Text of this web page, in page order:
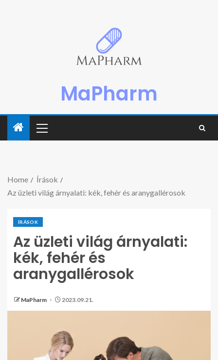
MaPharm
Home
Írások
Az üzleti világ árnyalati: kék, fehér és aranygallérosok
ÍRÁSOK
Az üzleti világ árnyalati:
kék, fehér és
aranygallérosok
MaPharm 2023.09.21.